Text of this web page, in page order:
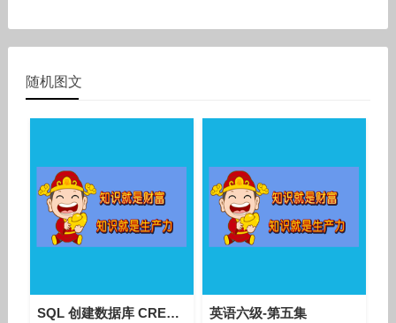
随机图文
SQL 创建数据库 CREATE DATABASE 英语六级-第五集